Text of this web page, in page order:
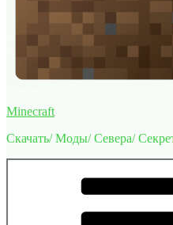
Minecraft
Скачать/ Моды/ Севера/